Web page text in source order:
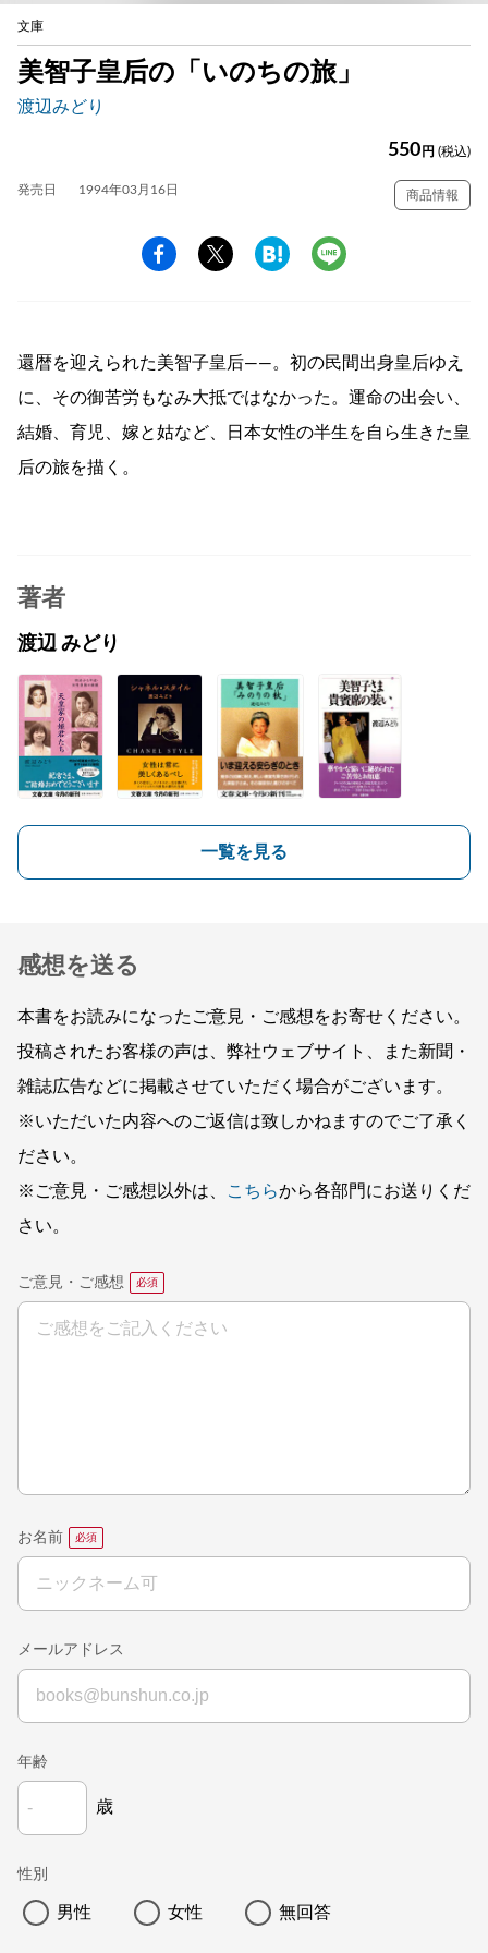
文庫
美智子皇后の「いのちの旅」
渡辺みどり
550 円 (税込)
発売日 1994年03月16日 商品情報
還暦を迎えられた美智子皇后——。初の民間出身皇后ゆえ
に、その御苦労もなみ大抵ではなかった。運命の出会い、
結婚、育児、嫁と姑など、日本女性の半生を自ら生きた皇
后の旅を描く。
著者
渡辺 みどり
一覧を見る
感想を送る
本書をお読みになったご意見・ご感想をお寄せください。
投稿されたお客様の声は、弊社ウェブサイト、また新聞・
雑誌広告などに掲載させていただく場合がございます。
※いただいた内容へのご返信は致しかねますのでご了承く
ださい。
※ご意見・ご感想以外は、
こちらから各部門にお送りくだ
さい。
ご意見・ご感想
お名前
メールアドレス
年齢
歳
性別
男性 女性 無回答